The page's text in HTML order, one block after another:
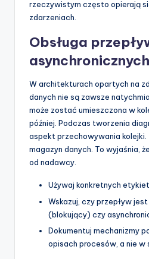
rzeczywistym często opierają
zdarzeniach.
Obsługa
asynchronicznych
W architekturach opartych na
danych nie są zawsze
może zostać umieszczona w
później. Podczas tworzenia
aspekt przechowywania kolejki.
magazyn danych. To wyjaśnia,
od nadawcy.
Używaj konkretnych
Wskazuj, czy przepływ
(blokujący) czy
Dokumentuj mechanizmy
opisach procesów, a nie w